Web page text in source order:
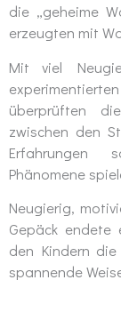
die „geheime
erzeugten mit
Mit viel
überprüften
zwischen den
Erfahrungen
Phänomene
Neugierig,
Gepäck endete
den Kindern
spannende